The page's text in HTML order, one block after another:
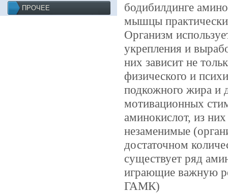
ПРОЧЕЕ
бодибилдинге
мышцы практически
Организм
укрепления и
них зависит не
физического и
подкожного жира и
мотивационных
аминокислот, из
незаменимые
достаточном
существует ряд
играющие важную
ГАМК)